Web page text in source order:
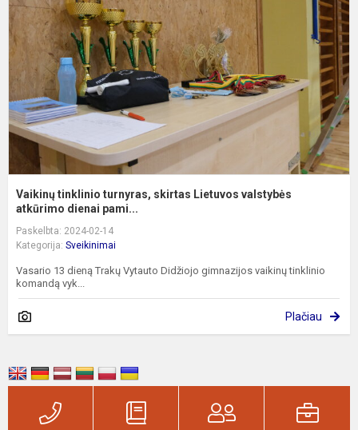
Vaikinų tinklinio turnyras, skirtas Lietuvos valstybės
atkūrimo dienai pami...
Paskelbta: 2024-02-14
Kategorija: Sveikinimai
Vasario 13 dieną Trakų Vytauto Didžiojo gimnazijos vaikinų tinklinio
komandą vyk...
Plačiau